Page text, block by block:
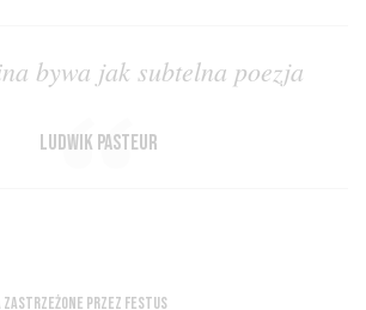
bywa jak subtelna poezja
Ludwik Pasteur
PRZEZ FESTUS